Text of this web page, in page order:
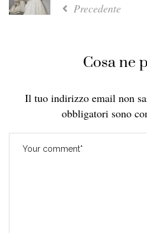
Precedente
Cosa ne
Il tuo indirizzo email non
obbligatori sono